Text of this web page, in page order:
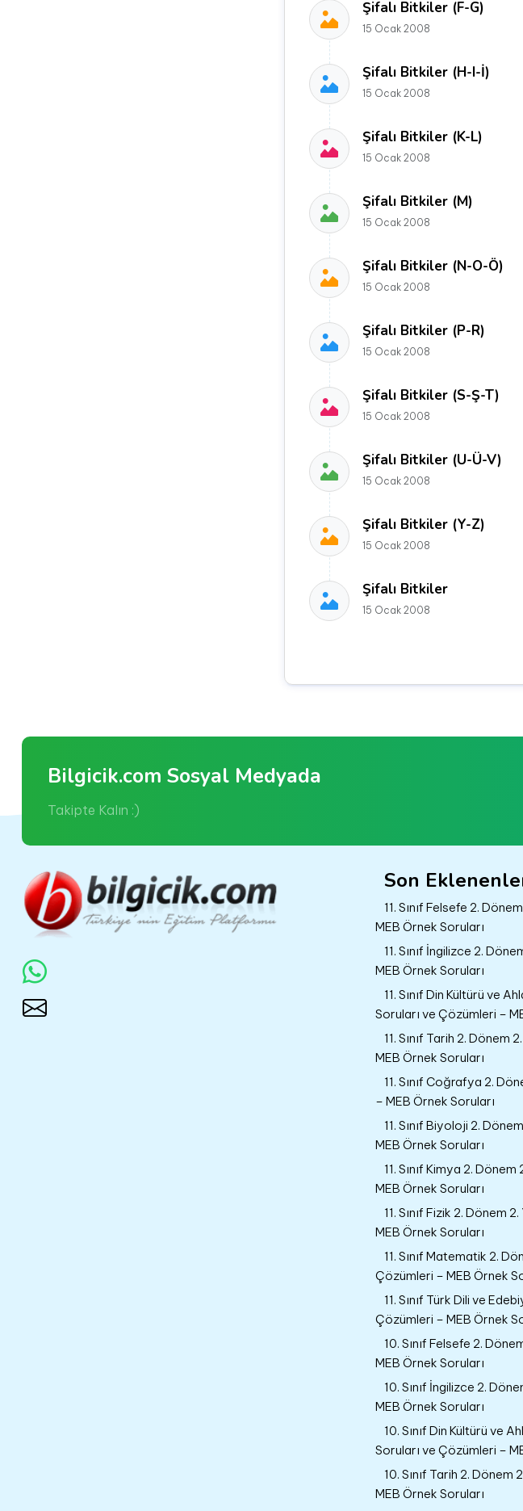
Şifalı Bitkiler (F-G)
15 Ocak 2008
Şifalı Bitkiler (H-I-İ)
15 Ocak 2008
Şifalı Bitkiler (K-L)
15 Ocak 2008
Şifalı Bitkiler (M)
15 Ocak 2008
Şifalı Bitkiler (N-O-Ö)
15 Ocak 2008
Şifalı Bitkiler (P-R)
15 Ocak 2008
Şifalı Bitkiler (S-Ş-T)
15 Ocak 2008
Şifalı Bitkiler (U-Ü-V)
15 Ocak 2008
Şifalı Bitkiler (Y-Z)
15 Ocak 2008
Şifalı Bitkiler
15 Ocak 2008
Bilgicik.com Sosyal Medyada
Takipte Kalın :)
Son
11. Sınıf Felsefe 2.
MEB Örnek Soruları
11. Sınıf İngilizce 2.
MEB Örnek Soruları
11. Sınıf Din Kültürü ve
Soruları ve Çözümleri –
11. Sınıf Tarih 2. Dönem
MEB Örnek Soruları
11. Sınıf Coğrafya 2.
– MEB Örnek Soruları
11. Sınıf Biyoloji 2.
MEB Örnek Soruları
11. Sınıf Kimya 2.
MEB Örnek Soruları
11. Sınıf Fizik 2. Dönem
MEB Örnek Soruları
11. Sınıf Matematik 2.
Çözümleri – MEB Örnek
11. Sınıf Türk Dili ve
Çözümleri – MEB Örnek
10. Sınıf Felsefe 2.
MEB Örnek Soruları
10. Sınıf İngilizce 2.
MEB Örnek Soruları
10. Sınıf Din Kültürü ve
Soruları ve Çözümleri –
10. Sınıf Tarih 2. Dönem
MEB Örnek Soruları